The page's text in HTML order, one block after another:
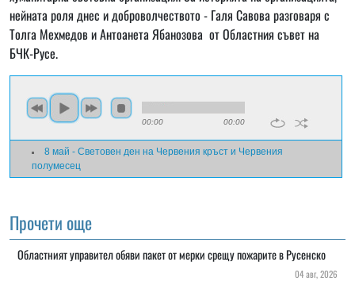
нейната роля днес и доброволчеството - Галя Савова разговаря с
Толга Мехмедов и Антоанета Ябанозова от Областния съвет на
БЧК-Русе.
00:00 00:00
8 май - Световен ден на Червения кръст и Червения
полумесец
Прочети още
Областният управител обяви пакет от мерки срещу пожарите в Русенско
04 авг, 2026